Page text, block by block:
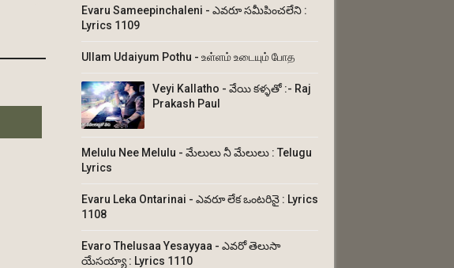
Evaru Sameepinchaleni - ఎవరూ సమీపించలేని :
Lyrics 1109
Ullam Udaiyum Pothu - உள்ளம் உடையும் போத
Veyi Kallatho - వేయి కళ్ళతో :- Raj
Prakash Paul
Melulu Nee Melulu - మేలులు నీ మేలులు : Telugu
Lyrics
Evaru Leka Ontarinai - ఎవరూ లేక ఒంటరినై : Lyrics
1108
Evaro Thelusaa Yesayyaa - ఎవరో తెలుసా
యేసయ్యా : Lyrics 1110